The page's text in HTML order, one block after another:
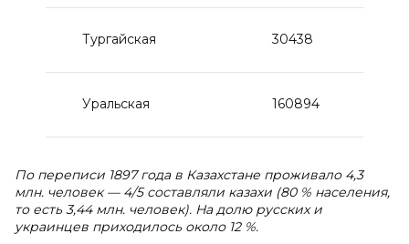
Тургайская 30438
Уральская 160894
По переписи 1897 года в Казахстане проживало 4,3
млн. человек — 4/5 составляли казахи (80 % населения,
то есть 3,44 млн. человек). На долю русских и
украинцев приходилось около 12 %.